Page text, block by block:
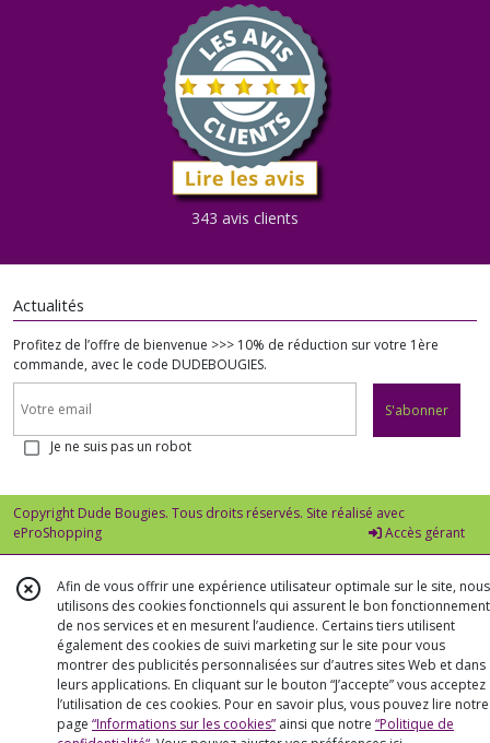
343 avis clients
Actualités
Profitez de l’offre de bienvenue >>> 10% de réduction sur votre 1ère
commande, avec le code DUDEBOUGIES.
S'abonner
Je ne suis pas un robot
Copyright Dude Bougies. Tous droits réservés. Site réalisé avec
eProShopping
Accès gérant
Afin de vous offrir une expérience utilisateur optimale sur le site, nous
utilisons des cookies fonctionnels qui assurent le bon fonctionnement
de nos services et en mesurent l’audience. Certains tiers utilisent
également des cookies de suivi marketing sur le site pour vous
montrer des publicités personnalisées sur d’autres sites Web et dans
leurs applications. En cliquant sur le bouton “J’accepte” vous acceptez
l’utilisation de ces cookies. Pour en savoir plus, vous pouvez lire notre
page “Informations sur les cookies” ainsi que notre “Politique de